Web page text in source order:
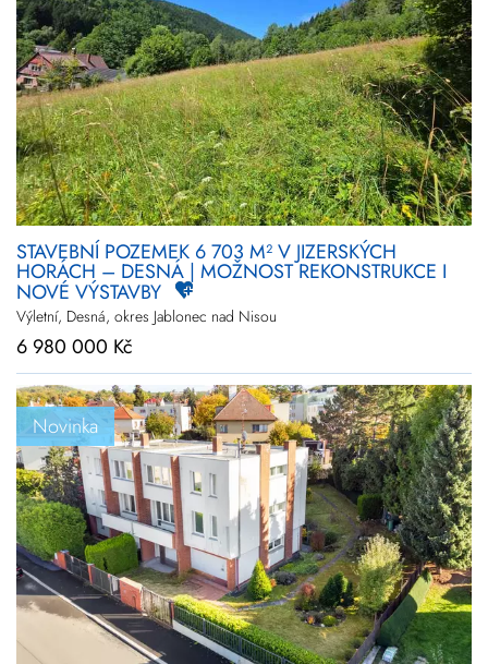
STAVEBNÍ POZEMEK 6 703 M² V JIZERSKÝCH
HORÁCH – DESNÁ | MOŽNOST REKONSTRUKCE I
NOVÉ VÝSTAVBY
Výletní, Desná, okres Jablonec nad Nisou
6 980 000 Kč
Novinka